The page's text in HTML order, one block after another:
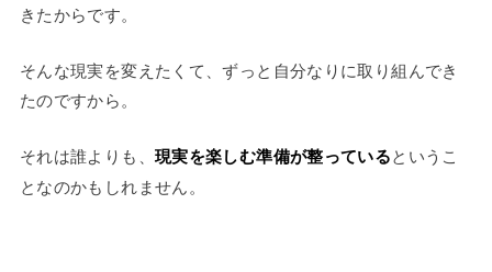
きたからです。
そんな現実を変えたくて、ずっと自分なりに取り組んでき
たのですから。
それは誰よりも、 現実を楽しむ準備が整っているというこ
となのかもしれません。